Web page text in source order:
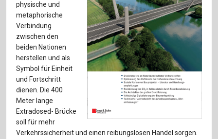
Für Autor:innen
Verlag
Sprache / Language: DE Sprache / Language: EN
physische und
metaphorische
Verbindung
zwischen den
beiden Nationen
herstellen und als
Symbol für Einheit
und Fortschritt
dienen. Die 400
Meter lange
Extradosed- Brücke
soll für mehr
Verkehrssicherheit und einen reibungslosen Handel sorgen.